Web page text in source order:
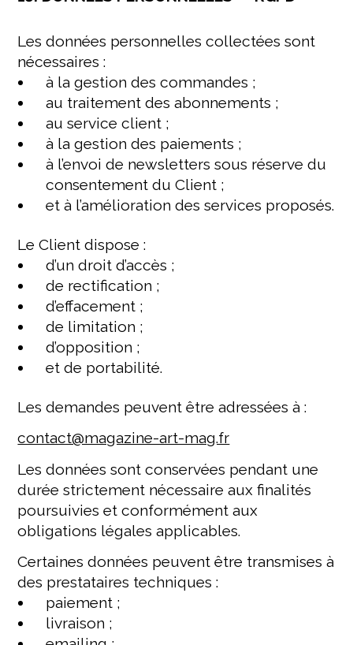
Les données personnelles collectées sont
nécessaires :
à la gestion des commandes ;
au traitement des abonnements ;
au service client ;
à la gestion des paiements ;
à l’envoi de newsletters sous réserve du
consentement du Client ;
et à l’amélioration des services proposés.
Le Client dispose :
d’un droit d’accès ;
de rectification ;
d’effacement ;
de limitation ;
d’opposition ;
et de portabilité.
Les demandes peuvent être adressées à :
contact@magazine-art-mag.fr
Les données sont conservées pendant une
durée strictement nécessaire aux finalités
poursuivies et conformément aux
obligations légales applicables.
Certaines données peuvent être transmises à
des prestataires techniques :
paiement ;
livraison ;